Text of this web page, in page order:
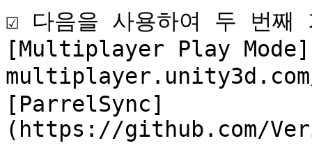
☑️ 다음을 사용하여 두 번째
[Multiplayer Play
[ParrelSync]
(https://github.com/